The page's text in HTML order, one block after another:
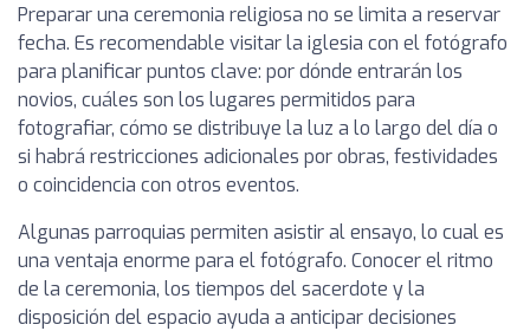
Preparar una ceremonia religiosa no se limita a reservar
fecha. Es recomendable visitar la iglesia con el fotógrafo
para planificar puntos clave: por dónde entrarán los
novios, cuáles son los lugares permitidos para
fotografiar, cómo se distribuye la luz a lo largo del día o
si habrá restricciones adicionales por obras, festividades
o coincidencia con otros eventos.
Algunas parroquias permiten asistir al ensayo, lo cual es
una ventaja enorme para el fotógrafo. Conocer el ritmo
de la ceremonia, los tiempos del sacerdote y la
disposición del espacio ayuda a anticipar decisiones